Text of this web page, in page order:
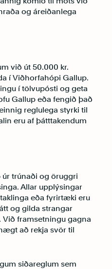
og áreiðanlega
við út 50.000 kr.
í Viðhorfahópi Gallup.
í tölvupósti og geta
Gallup eða fengið það
reglulega styrki til
eru af þátttakendum
trúnaði og öruggri
Allar upplýsingar
eða fyrirtæki eru
og gilda strangar
Við framsetningu gagna
að rekja svör til
siðareglum sem